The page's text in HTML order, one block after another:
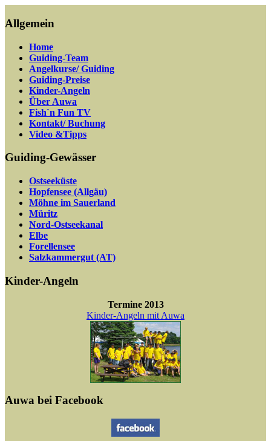
Allgemein
Home
Guiding-Team
Angelkurse/ Guiding
Guiding-Preise
Kinder-Angeln
Über Auwa
Fish`n Fun TV
Kontakt/ Buchung
Video &Tipps
Guiding-Gewässer
Ostseeküste
Hopfensee (Allgäu)
Möhne im Sauerland
Müritz
Nord-Ostseekanal
Elbe
Forellensee
Salzkammergut (AT)
Kinder-Angeln
Termine 2013
Kinder-Angeln mit Auwa
Auwa bei Facebook